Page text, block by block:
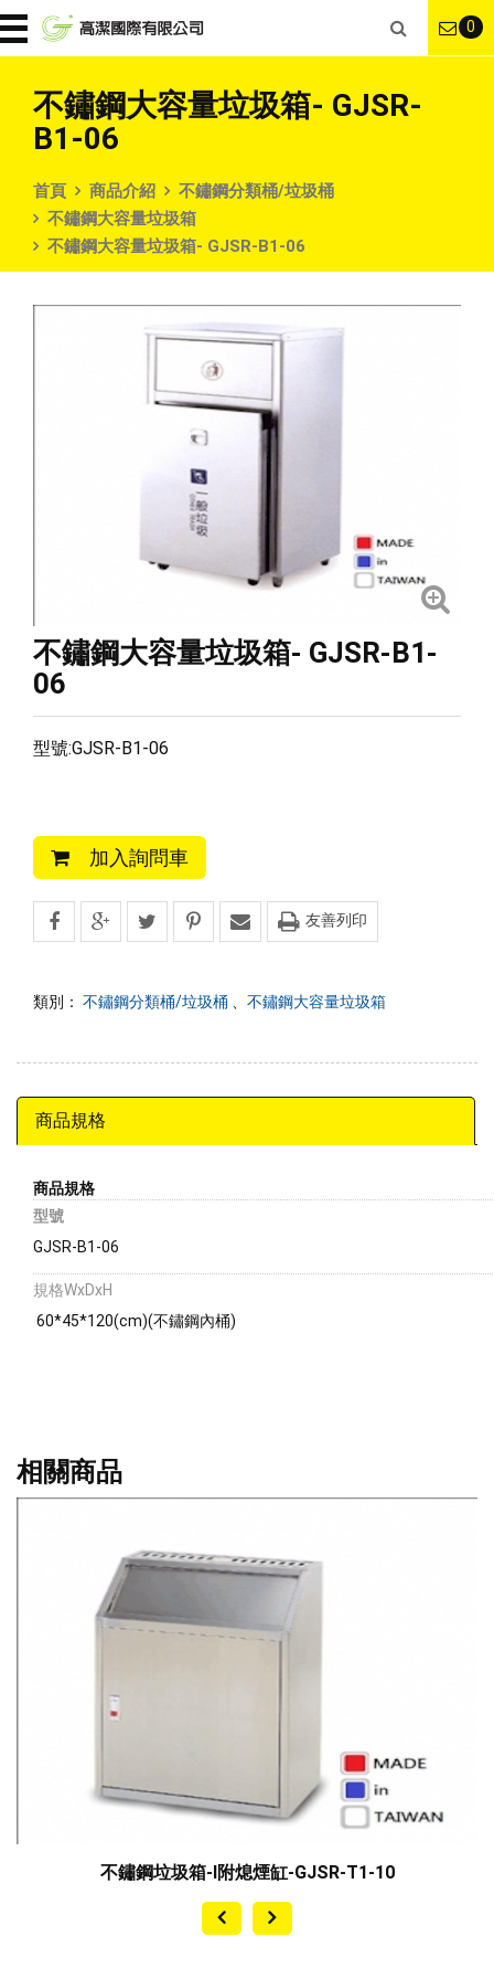
0
不鏽鋼大容量垃圾箱- GJSR-
B1-06
首頁 商品介紹
不鏽鋼分類桶/垃圾桶
不鏽鋼大容量垃圾箱
不鏽鋼大容量垃圾箱- GJSR-B1-06
不鏽鋼大容量垃圾箱- GJSR-B1-
06
型號:GJSR-B1-06
加入詢問車
友善列印
類別： 不鏽鋼分類桶/垃圾桶 不鏽鋼大容量垃圾箱
商品規格
商品規格
型號
GJSR-B1-06
規格WxDxH
60*45*120(cm)(不鏽鋼內桶)
相關商品
不鏽鋼垃圾箱-I附熄煙缸-GJSR-T1-10